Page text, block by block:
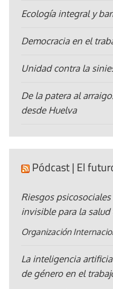
Ecología integral y
Democracia en el
Unidad contra la
De la patera al
desde Huelva
Pódcast | El
Riesgos
invisible para la
Organización
La inteligencia
de género en el